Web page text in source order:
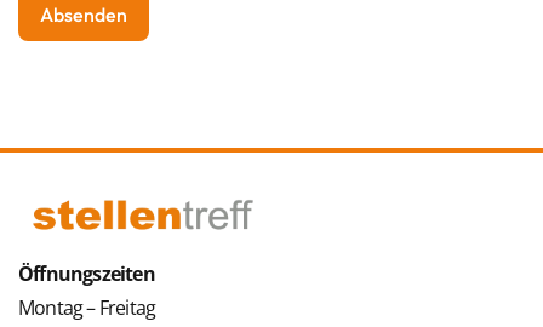
Öffnungszeiten
Montag – Freitag